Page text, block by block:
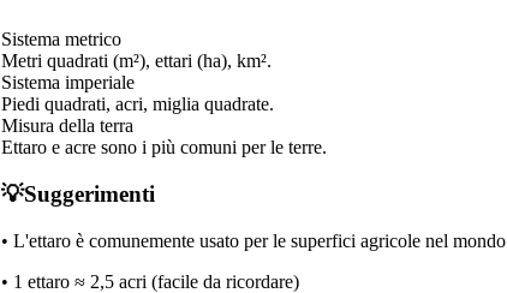
Sistema metrico
Metri quadrati (m²), ettari (ha), km².
Sistema imperiale
Piedi quadrati, acri, miglia quadrate.
Misura della terra
Ettaro e acre sono i più comuni per le terre.
💡Suggerimenti
• L'ettaro è comunemente usato per le superfici agricole nel mondo
• 1 ettaro ≈ 2,5 acri (facile da ricordare)